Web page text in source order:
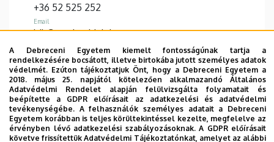
A Debreceni Egyetem kiemelt fontosságúnak tartja a
rendelkezésére bocsátott, illetve birtokába jutott személyes adatok
védelmét. Ezúton tájékoztatjuk Önt, hogy a Debreceni Egyetem a
2018. május 25. napjától kötelezően alkalmazandó Általános
Adatvédelmi Rendelet alapján felülvizsgálta folyamatait és
beépítette a GDPR előírásait az adatkezelési és adatvédelmi
tevékenységébe. A felhasználók személyes adatait a Debreceni
Egyetem korábban is teljes körültekintéssel kezelte, megfelelve az
érvényben lévő adatkezelési szabályozásoknak. A GDPR előírásait
követve frissítettük Adatvédelmi Tájékoztatónkat, amelyet az alábbi
+36 52 525 252
Email
bik@med.unideb.hu
Információk
Kenézy Gyula Campus
RÉSZLETES ADATLAP
Oldalszámozás